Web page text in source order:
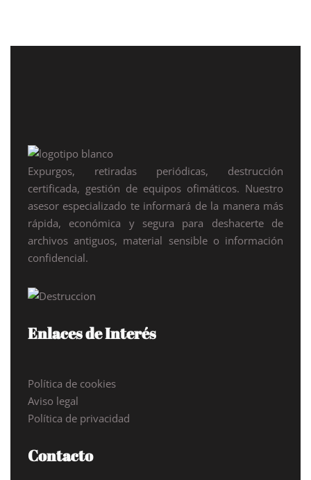
Expurgos, retiradas periódicas, destrucción
certificada, gestión de equipos ofimáticos. Nuestro
asesor especializado te informará de la manera más
rápida, económica y segura para deshacerte de
archivos antiguos, material sensible o información
confidencial.
Enlaces de Interés
Política de cookies
Aviso legal
Política de privacidad
Contacto